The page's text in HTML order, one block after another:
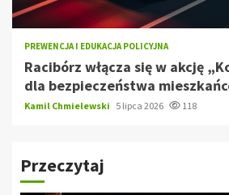
PREWENCJA I EDUKACJA POLICYJNA
Racibórz włącza się w akcję
dla bezpieczeństwa
Kamil Chmielewski 5 lipca 2026 118
Przeczytaj